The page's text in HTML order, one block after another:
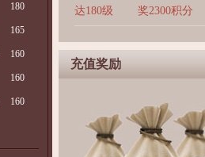
180
165
160
160
160
达180级 奖2300积分
充值奖励